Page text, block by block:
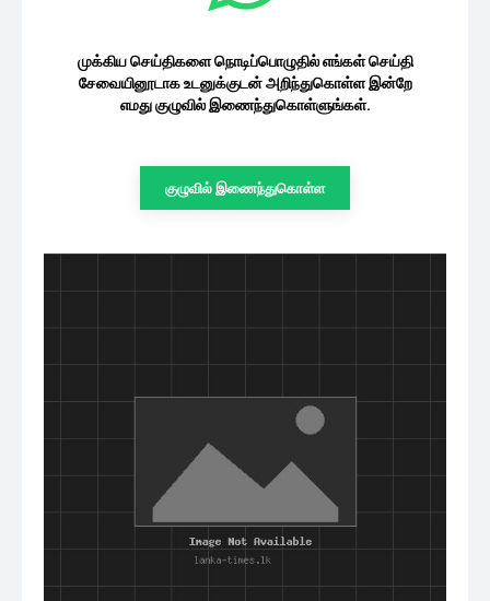
முக்கிய செய்திகளை நொடிப்பொழுதில் எங்கள் செய்தி
சேவையினூடாக உடனுக்குடன் அறிந்துகொள்ள இன்றே
எமது குழுவில் இணைந்துகொள்ளுங்கள்.
குழுவில் இணைந்துகொள்ள